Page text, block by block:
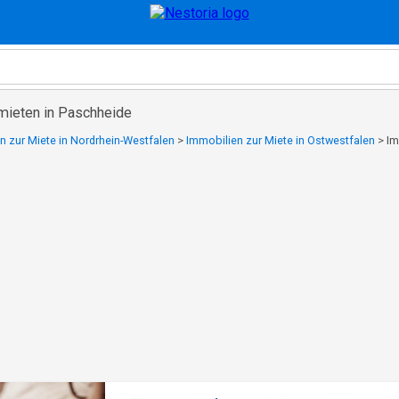
in Paschheide
zur Miete in Nordrhein-Westfalen > Immobilien zur Miete in Ostwestfalen >